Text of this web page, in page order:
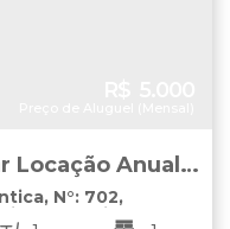
Locação Anual
Camboriú
, N°: 702,
Camboriú,Santa